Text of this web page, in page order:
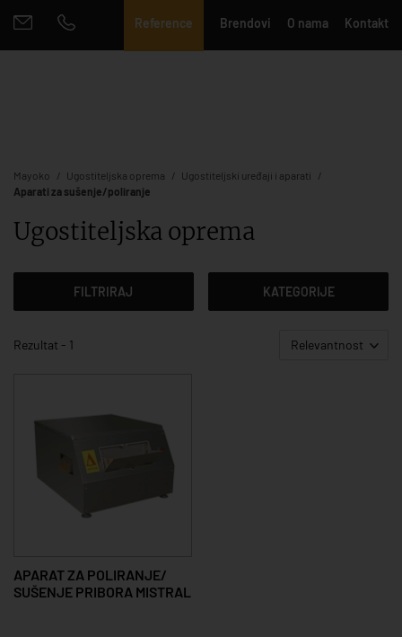
Reference Brendovi O nama Kontakt
Mayoko Ugostiteljska oprema
Ugostiteljski uređaji i aparati
Aparati za sušenje/poliranje
Ugostiteljska oprema
FILTRIRAJ KATEGORIJE
Rezultat - 1 Relevantnost
APARAT ZA POLIRANJE/
SUŠENJE PRIBORA MISTRAL